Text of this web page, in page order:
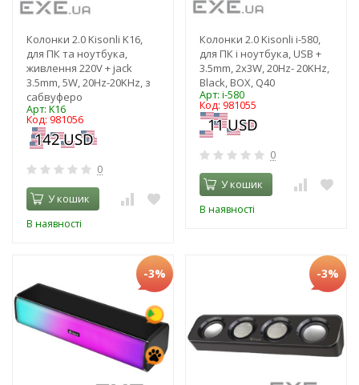
Колонки 2.0 Kisonli K16,
для ПК та ноутбука,
живлення 220V + jack
3.5mm, 5W, 20Hz-20KHz, з
сабвуферо
Арт: K16
Код: 981056
0
У кошик
В наявності
Колонки 2.0 Kisonli i-580,
для ПК і ноутбука, USB +
3.5mm, 2x3W, 20Hz- 20KHz,
Black, BOX, Q40
Арт: i-580
Код: 981055
0
У кошик
В наявності
-3% -3%